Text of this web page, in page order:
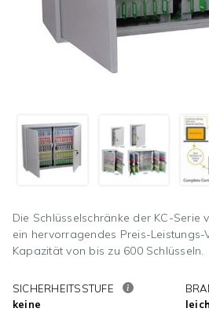
Die Schlüsselschränke der KC-Serie
ein hervorragendes Preis-Leistungs-
Kapazität von bis zu 600 Schlüsseln.
SICHERHEITSSTUFE
keine